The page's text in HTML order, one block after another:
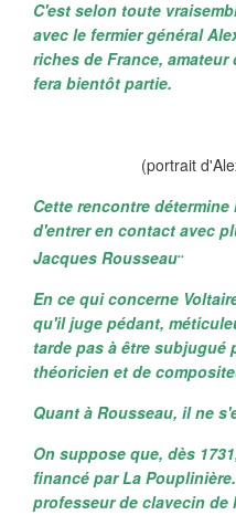
C'est selon toute
avec le fermier général
riches de France,
fera bientôt partie.
(portrait
Cette rencontre
d'entrer en contact avec
Jacques Rousseau..
En ce qui concerne
qu'il juge pédant,
tarde pas à être subjugué
théoricien et de
Quant à Rousseau, il ne
On suppose que, dès
financé par La
professeur de clavecin de